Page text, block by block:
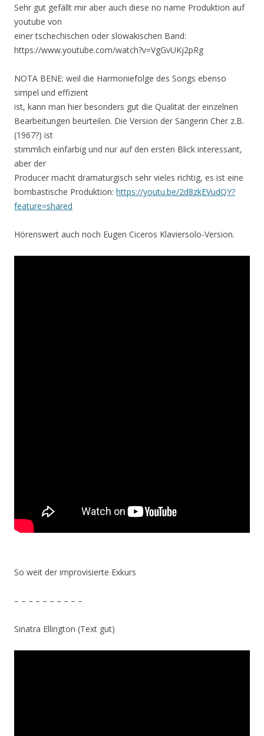
Sehr gut gefällt mir aber auch diese no name Produktion auf
youtube von
einer tschechischen oder slowakischen Band:
https://www.youtube.com/watch?v=VgGvUKj2pRg
NOTA BENE: weil die Harmoniefolge des Songs ebenso
simpel und effizient
ist, kann man hier besonders gut die Qualität der einzelnen
Bearbeitungen beurteilen. Die Version der Sängerin Cher z.B.
(1967?) ist
stimmlich einfarbig und nur auf den ersten Blick interessant,
aber der
Producer macht dramaturgisch sehr vieles richtig, es ist eine
bombastische Produktion: https://youtu.be/2d8zkEVudQY?
feature=shared
Hörenswert auch noch Eugen Ciceros Klaviersolo-Version.
So weit der improvisierte Exkurs
– – – – – – – – – –
Sinatra Ellington (Text gut)